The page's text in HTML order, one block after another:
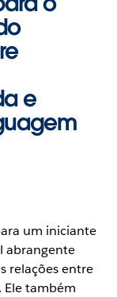
e
um iniciante
abrangente
relações entre
Ele também